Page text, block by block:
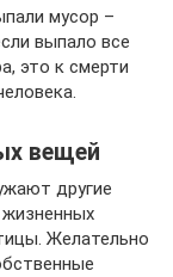
мусор –
выпало все
это к смерти
вещей
другие
Желательно